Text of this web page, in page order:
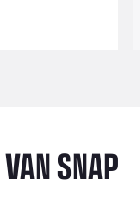
VAN SNAP